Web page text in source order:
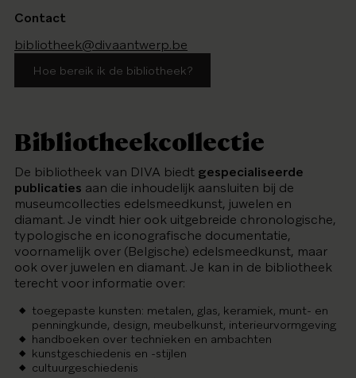
Contact
bibliotheek@divaantwerp.be
Hoe bereik ik de bibliotheek?
Bibliotheekcollectie
De bibliotheek van DIVA biedt gespecialiseerde
publicaties aan die inhoudelijk aansluiten bij de
museumcollecties edelsmeedkunst, juwelen en
diamant. Je vindt hier ook uitgebreide chronologische,
typologische en iconografische documentatie,
voornamelijk over (Belgische) edelsmeedkunst, maar
ook over juwelen en diamant. Je kan in de bibliotheek
terecht voor informatie over:
toegepaste kunsten: metalen, glas, keramiek, munt- en
penningkunde, design, meubelkunst, interieurvormgeving
handboeken over technieken en ambachten
kunstgeschiedenis en -stijlen
cultuurgeschiedenis